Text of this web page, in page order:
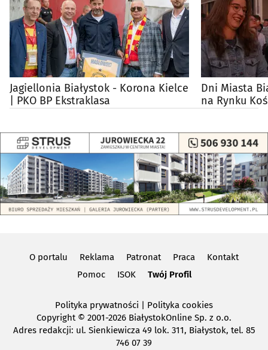
Jagiellonia Białystok - Korona Kielce
| PKO BP Ekstraklasa
Dni Miasta
na Rynku
O portalu Reklama Patronat Praca
Kontakt
Pomoc
ISOK Twój Profil
Polityka prywatności | Polityka cookies
Copyright© 2001-2026 BiałystokOnline Sp. z o.o.
Adres redakcji: ul. Sienkiewicza 49 lok. 311, Białystok, tel. 85
746 07 39